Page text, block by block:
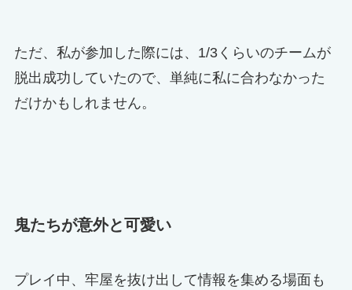
ただ、私が参加した際には、1/3くらいのチームが
脱出成功していたので、単純に私に合わなかった
だけかもしれません。
鬼たちが意外と可愛い
プレイ中、牢屋を抜け出して情報を集める場面も